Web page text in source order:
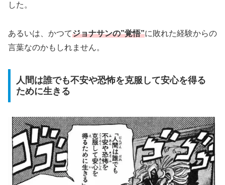
した。
あるいは、かつてジョナサンの”覚悟”に敗れた経験からの
言葉なのかもしれません。
人間は誰でも不安や恐怖を克服して安心を得る
ために生きる